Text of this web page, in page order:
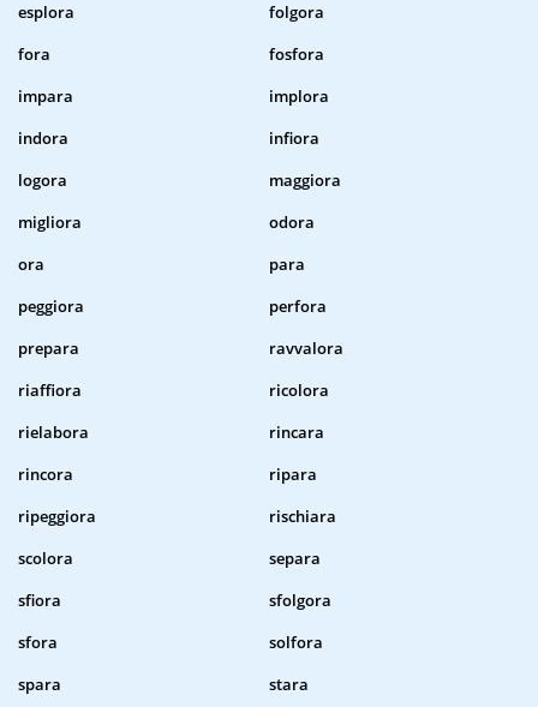
esplora
folgora
fora
fosfora
impara
implora
indora
infiora
logora
maggiora
migliora
odora
ora
para
peggiora
perfora
prepara
ravvalora
riaffiora
ricolora
rielabora
rincara
rincora
ripara
ripeggiora
rischiara
scolora
separa
sfiora
sfolgora
sfora
solfora
spara
stara